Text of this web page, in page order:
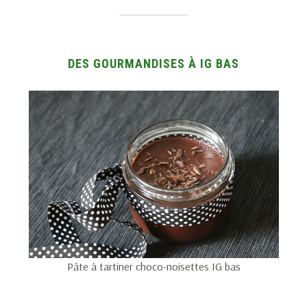
DES GOURMANDISES À IG BAS
Pâte à tartiner choco-noisettes IG bas